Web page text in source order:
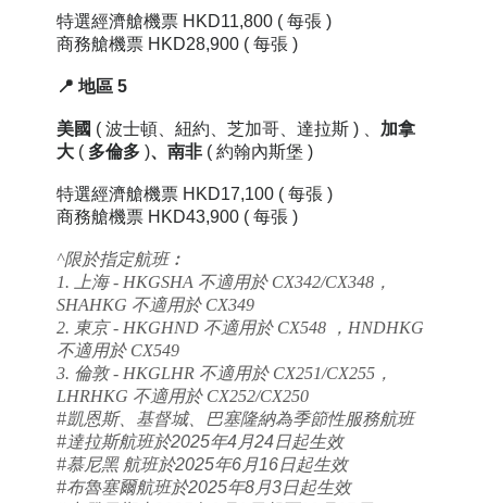
特選經濟艙機票 HKD11,800 ( 每張 )
商務艙機票 HKD28,900 ( 每張 )
📍地區5
美國 ( 波士頓、紐約、芝加哥、達拉斯 ) 、 加拿
大 ( 多倫多)、南非 ( 約翰內斯堡 )
特選經濟艙機票 HKD17,100 ( 每張 )
商務艙機票 HKD43,900 ( 每張 )
^限於指定航班︰
1. 上海 - HKGSHA 不適用於 CX342/CX348，
SHAHKG 不適用於 CX349
2. 東京 - HKGHND 不適用於 CX548 ，HNDHKG
不適用於 CX549
3. 倫敦 - HKGLHR 不適用於 CX251/CX255，
LHRHKG 不適用於 CX252/CX250
#凱恩斯、基督城、巴塞隆納為季節性服務航班
#達拉斯航班於2025年4月24日起生效
#慕尼黑 航班於2025年6月16日起生效
#布魯塞爾航班於2025年8月3日起生效